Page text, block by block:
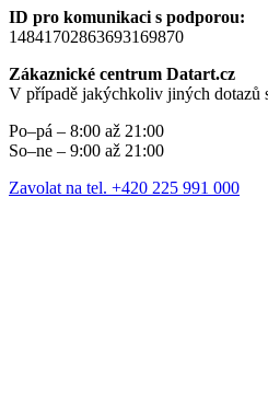
ID pro komunikaci s podporou:
14841702863693169870
Zákaznické centrum Datart.cz
V případě jakýchkoliv jiných dotazů
Po–pá – 8:00 až 21:00
So–ne – 9:00 až 21:00
Zavolat na tel. +420 225 991 000